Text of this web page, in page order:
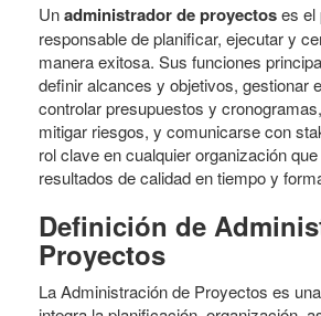
Unadministrador de proyectoses el
responsable de planificar, ejecutar y
manera exitosa. Sus funciones
definir alcances y objetivos, gestionar
controlar presupuestos y
mitigar riesgos, y comunicarse con
rol clave en cualquier organización
resultados de calidad en tiempo y
Definición de
Proyectos
La Administración de Proyectos es